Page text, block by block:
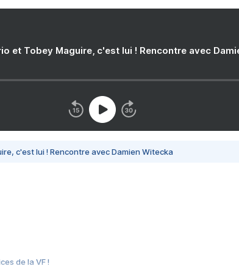
et Tobey Maguire, c'est lui ! Rencontre avec
c'est lui ! Rencontre avec Damien Witecka
de la VF !